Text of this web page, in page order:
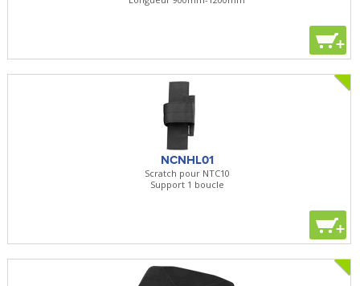
+
NCNHL01
Scratch pour NTC10
Support 1 boucle
+